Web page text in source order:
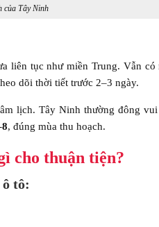
của Tây Ninh
liên tục như miền Trung. Vẫn
dõi thời tiết trước 2–3 ngày.
lịch. Tây Ninh thường đông
, đúng mùa thu hoạch.
cho thuận tiện?
tô: